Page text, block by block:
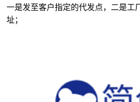
一是发至客户指定的代发点，二是工
址；